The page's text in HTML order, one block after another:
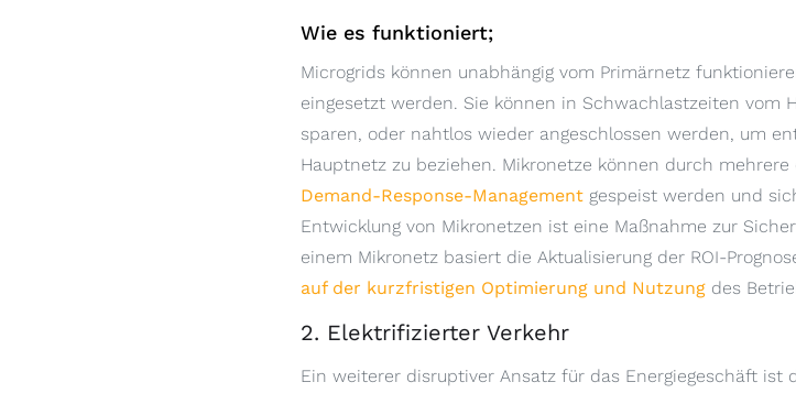
Wie es funktioniert;
Microgrids können unabhängig vom Primärnetz
eingesetzt werden. Sie können in Schwachlastzeiten vom
sparen, oder nahtlos wieder angeschlossen werden, um
Hauptnetz zu beziehen. Mikronetze können durch
Demand-Response-Management gespeist werden und
Entwicklung von Mikronetzen ist eine Maßnahme zur
einem Mikronetz basiert die Aktualisierung der ROI-
auf der kurzfristigen Optimierung und Nutzung des
2. Elektrifizierter Verkehr
Ein weiterer disruptiver Ansatz für das Energiegeschäft ist